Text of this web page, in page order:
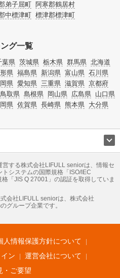
弟子屈町
阿寒郡鶴居村
中標津町 標津郡標津町
グ一覧
葉県 茨城県 栃木県 群馬県 北海道
県 福島県 新潟県 富山県 石川県
県 愛知県 三重県 滋賀県 京都府
鳥取県 島根県 岡山県 広島県 山口県
県 佐賀県 長崎県 熊本県 大分県
地方創生 ママの就労支援
遺品整理 老後の暮らし情報
定 不動産投資 アドバイザー
家賃相場 不動産会社
まちむすび
報
LIFULL HOME'S PRESS
不動産転職
営する株式会社LIFULL seniorは、情報セ
トシステムの国際規格「ISO/IEC
「JIS Q 27001」の認証を取得していま
会社LIFULL seniorは、株式会社
グループ企業です。
人情報保護方針について
ン
運営会社について
・ご要望